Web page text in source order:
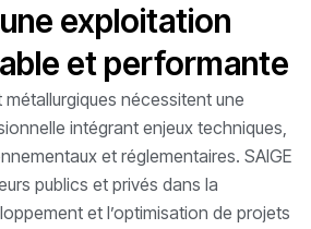
exploitation
et performante
nécessitent une
intégrant enjeux techniques,
et réglementaires. SAIGE
publics et privés dans la
et l’optimisation de projets